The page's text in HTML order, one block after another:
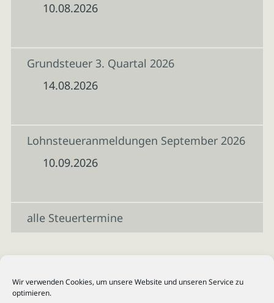
Wir verwenden Cookies, um unsere Website und unseren Service zu
optimieren.
10.08.2026
Grundsteuer 3. Quartal 2026
14.08.2026
Lohnsteueranmeldungen September 2026
10.09.2026
alle Steuertermine